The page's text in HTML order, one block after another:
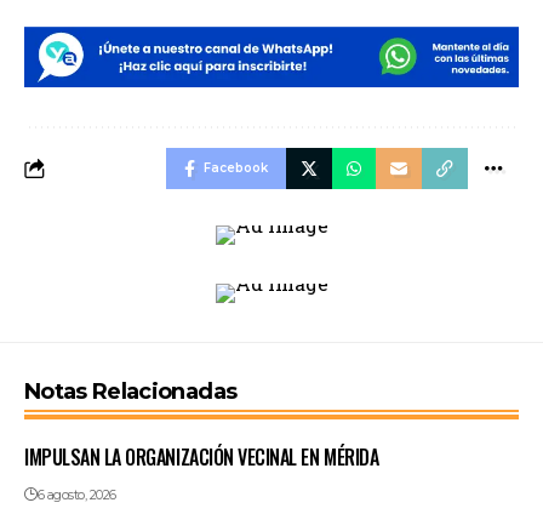
Facebook
Notas Relacionadas
IMPULSAN LA ORGANIZACIÓN VECINAL EN MÉRIDA
6 agosto, 2026